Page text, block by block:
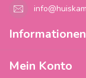
Informationen
Mein Konto